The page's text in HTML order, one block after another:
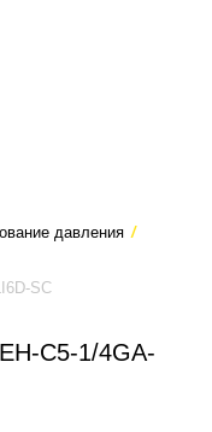
давления /
SC
C5-1/4GA-